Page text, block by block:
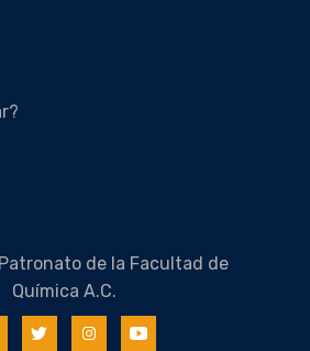
de la Facultad de
Química A.C.